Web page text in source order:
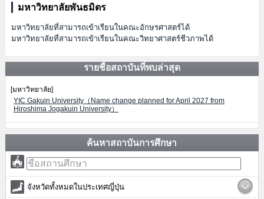
มหาวิทยาลัยพันธมิตร
มหาวิทยาลัยที่สามารถเข้าเรียนในคณะอักษรศาสตร์ได้
มหาวิทยาลัยที่สามารถเข้าเรียนในคณะวิทยาศาสตร์ชีวภาพได้
รายชื่อสถาบันที่พบล่าสุด
[มหาวิทยาลัย]
YIC Gakuin University（Name change planned for April 2027 from
Hiroshima Jogakuin University）
ค้นหาสถาบันการศึกษา
จังหวัดทั้งหมดในประเทศญี่ปุ่น